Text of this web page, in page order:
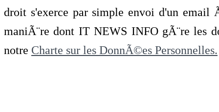
droit s'exerce par simple envoi d'un
maniÃ¨re dont IT NEWS INFO gÃ¨re les
notre Charte sur les DonnÃ©es Personnelles.